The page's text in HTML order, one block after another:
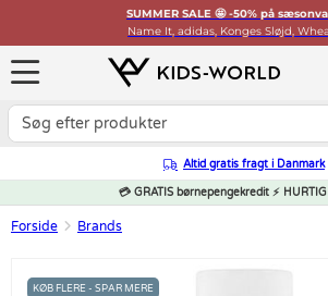
SUMMER SALE 🤩 -50% på
Name It, adidas, Konges Sløjd,
Altid gratis fragt i Danmark
💳 GRATIS børnepengekredit ⚡
Forside Brands
KØB FLERE - SPAR MERE